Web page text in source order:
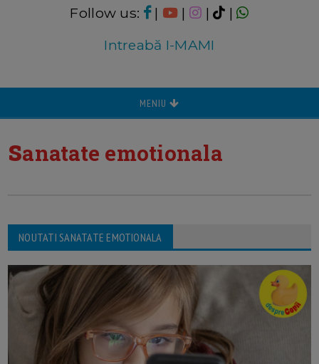
Follow us: | | |
|
Intreabă I-MAMI
MENIU
sanatate emotionala
NOUTATI SANATATE EMOTIONALA